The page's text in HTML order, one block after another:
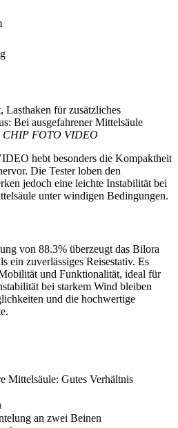
für zusätzliches
Bei ausgefahrener Mittelsäule
CHIP FOTO VIDEO
hebt besonders die Kompaktheit
Die Tester loben den
jedoch eine leichte Instabilität bei
unter windigen Bedingungen.
von 88.3% überzeugt das Bilora
ein zuverlässiges Reisestativ. Es
und Funktionalität, ideal für
bei starkem Wind bleiben
und die hochwertige
Mittelsäule: Gutes Verhältnis
an zwei Beinen